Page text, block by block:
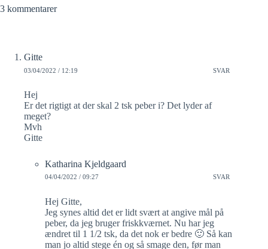
3 kommentarer
Gitte
03/04/2022 / 12:19 SVAR
Hej
Er det rigtigt at der skal 2 tsk peber i? Det lyder af
meget?
Mvh
Gitte
Katharina Kjeldgaard
04/04/2022 / 09:27 SVAR
Hej Gitte,
Jeg synes altid det er lidt svært at angive mål på
peber, da jeg bruger friskkværnet. Nu har jeg
ændret til 1 1/2 tsk, da det nok er bedre 🙂 Så kan
man jo altid stege én og så smage den, før man